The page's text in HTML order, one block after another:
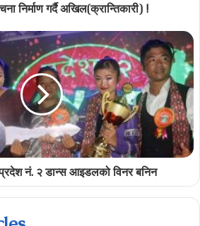
निर्माण गर्दै अखिल(क्रान्तिकारी) !
नं. २ डान्स आइडलको विनर बनिन